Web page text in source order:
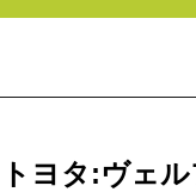
トヨタ:ヴェ